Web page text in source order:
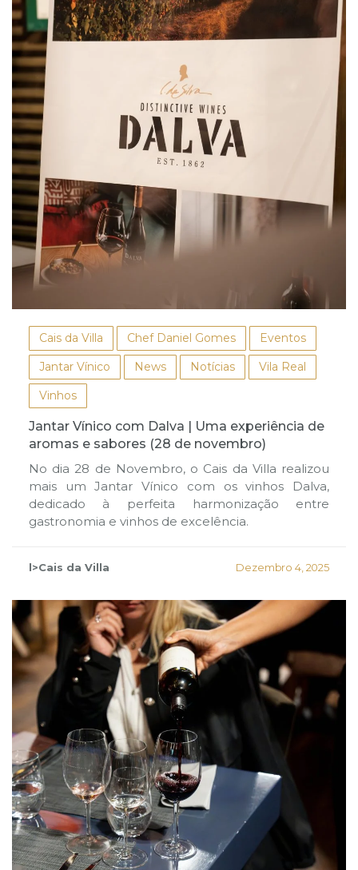
Cais da Villa Chef Daniel Gomes
Eventos
Jantar Vínico
News Notícias
Vila Real
Vinhos
Jantar Vínico com Dalva | Uma experiência de
aromas e sabores (28 de novembro)
No dia 28 de Novembro, o Cais da Villa realizou
mais um Jantar Vínico com os vinhos Dalva,
dedicado à perfeita harmonização entre
gastronomia e vinhos de excelência.
l>Cais da Villa Dezembro 4, 2025